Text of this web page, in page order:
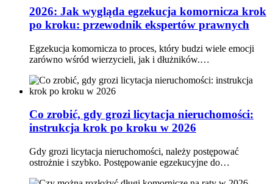
2026: Jak wygląda egzekucja komornicza krok
po kroku: przewodnik ekspertów prawnych
Egzekucja komornicza to proces, który budzi wiele emocji
zarówno wśród wierzycieli, jak i dłużników.…
Co zrobić, gdy grozi licytacja nieruchomości:
instrukcja krok po kroku w 2026
Gdy grozi licytacja nieruchomości, należy postępować
ostrożnie i szybko. Postępowanie egzekucyjne do…